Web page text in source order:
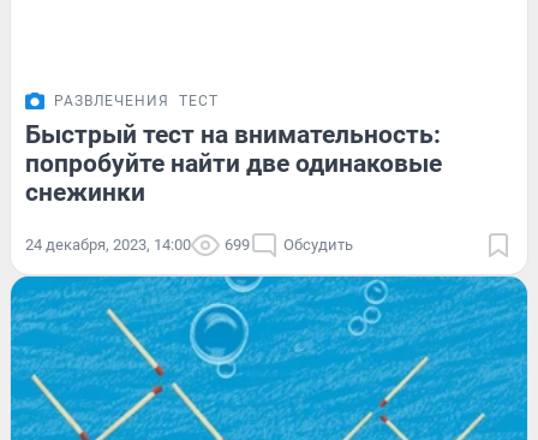
РАЗВЛЕЧЕНИЯ ТЕСТ
Быстрый тест на внимательность:
попробуйте найти две одинаковые
снежинки
24 декабря, 2023, 14:00 699 Обсудить